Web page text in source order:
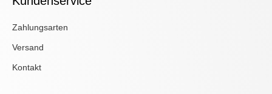
Zahlungsarten
Versand
Kontakt